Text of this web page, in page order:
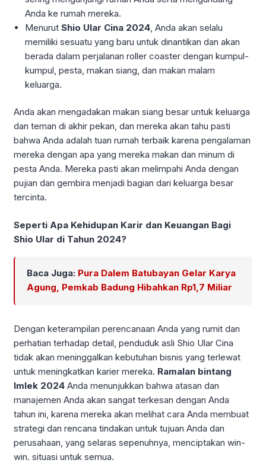
Anda ke rumah mereka.
MenurutShio Ular Cina 2024 , Anda akan selalu
memiliki sesuatu yang baru untuk dinantikan dan akan
berada dalam perjalanan roller coaster dengan kumpul-
kumpul, pesta, makan siang, dan makan malam
keluarga.
Anda akan mengadakan makan siang besar untuk keluarga
dan teman di akhir pekan, dan mereka akan tahu pasti
bahwa Anda adalah tuan rumah terbaik karena pengalaman
mereka dengan apa yang mereka makan dan minum di
pesta Anda. Mereka pasti akan melimpahi Anda dengan
pujian dan gembira menjadi bagian dari keluarga besar
tercinta.
Seperti Apa Kehidupan Karir dan Keuangan Bagi
Shio Ular di Tahun 2024?
Baca Juga: Pura Dalem Batubayan Gelar Karya
Agung, Pemkab Badung Hibahkan Rp1,7 Miliar
Dengan keterampilan perencanaan Anda yang rumit dan
perhatian terhadap detail, penduduk asli Shio Ular Cina
tidak akan meninggalkan kebutuhan bisnis yang terlewat
untuk meningkatkan karier mereka. Ramalan bintang
Imlek 2024 Anda menunjukkan bahwa atasan dan
manajemen Anda akan sangat terkesan dengan Anda
tahun ini, karena mereka akan melihat cara Anda membuat
strategi dan rencana tindakan untuk tujuan Anda dan
perusahaan, yang selaras sepenuhnya, menciptakan win-
win. situasi untuk semua.